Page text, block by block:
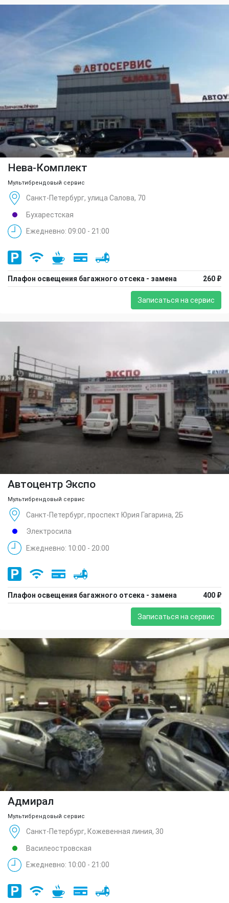
Нева-Комплект
Мультибрендовый сервис
Санкт-Петербург, улица Салова, 70
Бухарестская
Ежедневно: 09:00 - 21:00
Плафон освещения багажного отсека - замена 260 ₽
Записаться на сервис
Автоцентр Экспо
Мультибрендовый сервис
Санкт-Петербург, проспект Юрия Гагарина, 2Б
Электросила
Ежедневно: 10:00 - 20:00
Плафон освещения багажного отсека - замена 400 ₽
Записаться на сервис
Адмирал
Мультибрендовый сервис
Санкт-Петербург, Кожевенная линия, 30
Василеостровская
Ежедневно: 10:00 - 21:00